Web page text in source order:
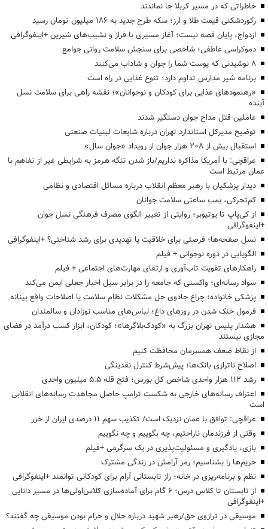
خاطراتی که در مسیر کربلا جا نماندند
رکوردشکنی قیمت طلا و ارز؛ سکه طرح جدید به ۱۸۶ میلیون تومان رسید
ازدواج، پایان قصه نیست؛ آغاز مسیری با فراز و نشیب‌های شیرین +اینفوگرافی
دموکراسی عاطفی؛ شاخصی برای سنجش سلامت روانی جوامع
۸ نوشیدنی که پوست شما را جوان و شاداب می‌کنند
برنامه شیر مدارس تداوم دارد؛ تنوع غذایی در راه است
«رهنمودهای غذایی برای کودکان و نوجوانان»؛ نقشه راهی برای سلامت نسل
آینده
عاملین قتل مداح جوان دستگیر شدند
توضیح مدیرکل استاندارد تهران درباره شایعات لبنیات صنعتی
استقبال بیش از ۲۰۸ هزار جوان از رویداد «جوان سال»
عراقچی: با آمریکا مذاکره نداریم/باز شدن تنگه هرمز به شرایطی غیر از تفاهم با
عمان مرتبط است
دیدار پزشکیان با رهبر معظم انقلاب درباره مسائل اقتصادی و نظامی
کم‌تحرکی، بمب ساعتی سلامت جوانان
از کی‌پاپ تا یوتیوبر؛ روایتی از تغییر الگوی مصرف فرهنگی نسل جوان
+اینفوگرافی
نسل صفحه‌ها؛ فرصتی برای خلاقیت یا تهدیدی برای رشد شناختی؟ +اینفوگرافی
الگویابی در دوره نوجوانی + فیلم
راهکارهای تقویت تاب‌آوری و ارتقای مهارت‌های اجتماعی + فیلم
سواد رسانه‌ای؛ واکسنی که جامعه را در برابر سیل اخبار جعلی ایمن می‌کند
پزشکی خانواده؛ چراغ جادوی حل مشکلات نظام سلامت یا اصلاحات واقع بینانه
فرمول خنک شدن در روزهای داغ؛ لباس‌های مناسب نوزادان و سالمندان
هشدار پلیس تهران بزرگ به «کودک‌بلاگرها»؛ کودکان، ابزار کسب درآمد در فضای
مجازی نیستند
از نقاط ضعف همسرمان محافظت کنیم
اصلاح ناترازی بانک‌ها؛ پیش‌شرط کنترل نقدینگی
رشد ۱۱۲ هزار واحدی شاخص کل بورس؛ فتح قله ۵.۵ میلیون واحدی
اعتراف رسانه‌های خارجی به شکست ترامپ حاصل مجاهدت رسانه‌های انقلابی
است
عراقچی: توافق با عمان نزدیک است/ تکذیب سهم ۱۱ درصدی ایران از خزر
وقتی از فرزندمان ناراحتیم، چه بگوییم و چه نگوییم
بازی، یادگیری و مسئولیت‌پذیری در یک سرگرمی +فیلم
حریم‌ها را بشناسیم؛ رمز آرامش در زندگی مشترک
نظم و برنامه‌ریزی در خانه؛ راز تابستانی آرام برای کودکانی توانمند +اینفوگرافی
از تابستان تا کلاس درس؛ ۶ گام برای آماده‌سازی کلاس‌اولی‌ها در مسیر دانایی
+اینفوگرافی
موسیقی در ترازوی حق/رهبر شهید درباره حلال و حرام بودن موسیقی چه گفتند؟